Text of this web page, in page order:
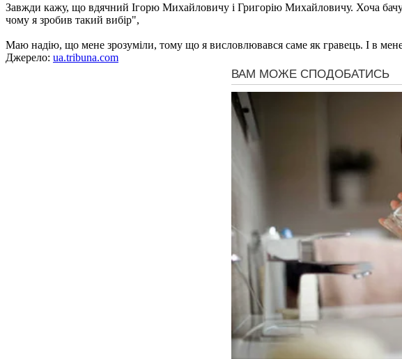
Завжди кажу, що вдячний Ігорю Михайловичу і Григорію Михайловичу. Хоча
чому я зробив такий вибір",
Маю надію, що мене зрозуміли, тому що я висловлювався саме як гравець. І в
Джерело: ua.tribuna.com